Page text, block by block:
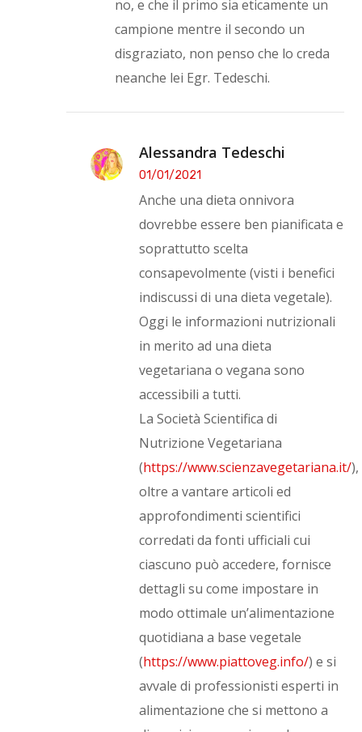
no, e che il primo sia eticamente un
campione mentre il secondo un
disgraziato, non penso che lo creda
neanche lei Egr. Tedeschi.
Alessandra Tedeschi
01/01/2021
Anche una dieta onnivora
dovrebbe essere ben pianificata e
soprattutto scelta
consapevolmente (visti i benefici
indiscussi di una dieta vegetale).
Oggi le informazioni nutrizionali
in merito ad una dieta
vegetariana o vegana sono
accessibili a tutti.
La Società Scientifica di
Nutrizione Vegetariana
(https://www.scienzavegetariana.it/),
oltre a vantare articoli ed
approfondimenti scientifici
corredati da fonti ufficiali cui
ciascuno può accedere, fornisce
dettagli su come impostare in
modo ottimale un’alimentazione
quotidiana a base vegetale
(https://www.piattoveg.info/) e si
avvale di professionisti esperti in
alimentazione che si mettono a